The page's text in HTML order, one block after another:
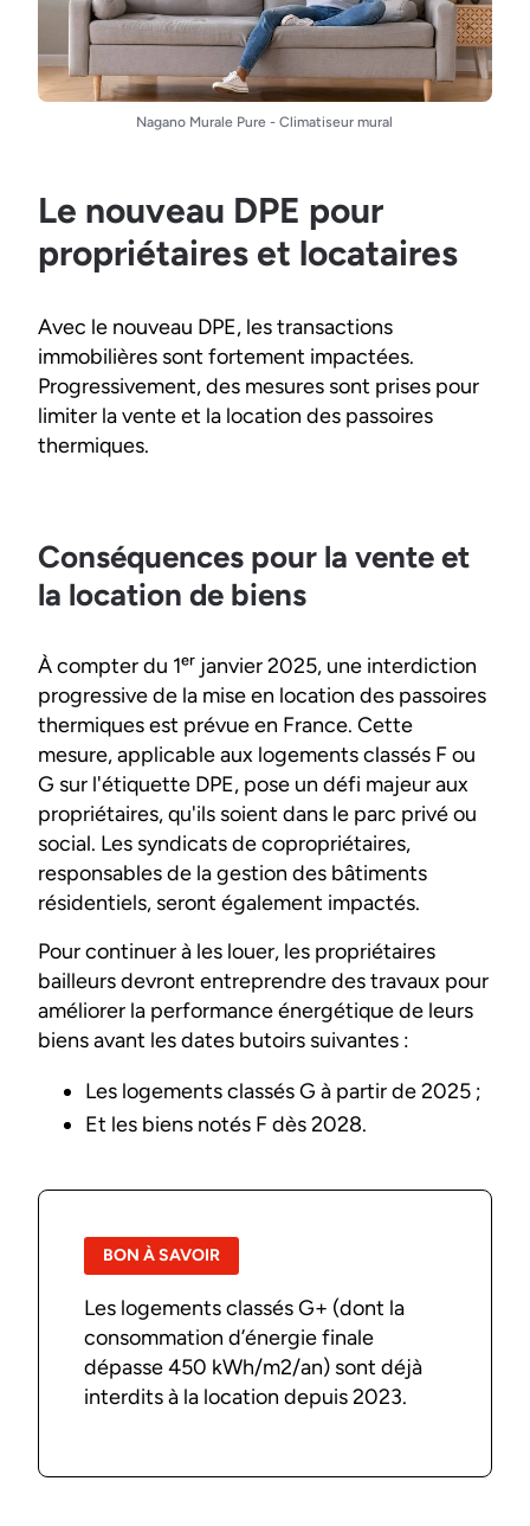
Nagano Murale Pure - Climatiseur mural
Le nouveau DPE pour
propriétaires et locataires
Avec le nouveau DPE, les transactions
immobilières sont fortement impactées.
Progressivement, des mesures sont prises pour
limiter la vente et la location des passoires
thermiques.
Conséquences pour la vente et
la location de biens
À compter du 1ᵉʳ janvier 2025, une interdiction
progressive de la mise en location des passoires
thermiques est prévue en France. Cette
mesure, applicable aux logements classés F ou
G sur l'étiquette DPE, pose un défi majeur aux
propriétaires, qu'ils soient dans le parc privé ou
social. Les syndicats de copropriétaires,
responsables de la gestion des bâtiments
résidentiels, seront également impactés.
Pour continuer à les louer, les propriétaires
bailleurs devront entreprendre des travaux pour
améliorer la performance énergétique de leurs
biens avant les dates butoirs suivantes :
Les logements classés G à partir de 2025 ;
Et les biens notés F dès 2028.
BON À SAVOIR
Les logements classés G+ (dont la
consommation d’énergie finale
dépasse 450 kWh/m2/an) sont déjà
interdits à la location depuis 2023.